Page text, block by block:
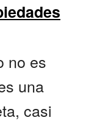
no es
una
casi